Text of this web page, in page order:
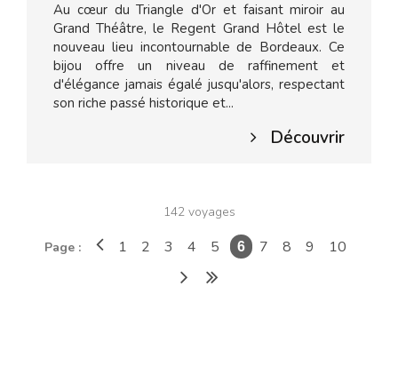
Au cœur du Triangle d'Or et faisant miroir au
Grand Théâtre, le Regent Grand Hôtel est le
nouveau lieu incontournable de Bordeaux. Ce
bijou offre un niveau de raffinement et
d'élégance jamais égalé jusqu'alors, respectant
son riche passé historique et...
Découvrir
142 voyages
Page : 1 2 3 4 5 6 7 8 9 10